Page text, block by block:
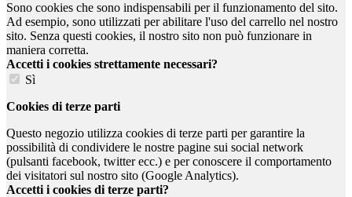
Sono cookies che sono indispensabili per il funzionamento del sito.
Ad esempio, sono utilizzati per abilitare l'uso del carrello nel nostro
sito. Senza questi cookies, il nostro sito non può funzionare in
maniera corretta.
Accetti i cookies strettamente necessari?
Sì
Cookies di terze parti
Questo negozio utilizza cookies di terze parti per garantire la
possibilità di condividere le nostre pagine sui social network
(pulsanti facebook, twitter ecc.) e per conoscere il comportamento
dei visitatori sul nostro sito (Google Analytics).
Accetti i cookies di terze parti?